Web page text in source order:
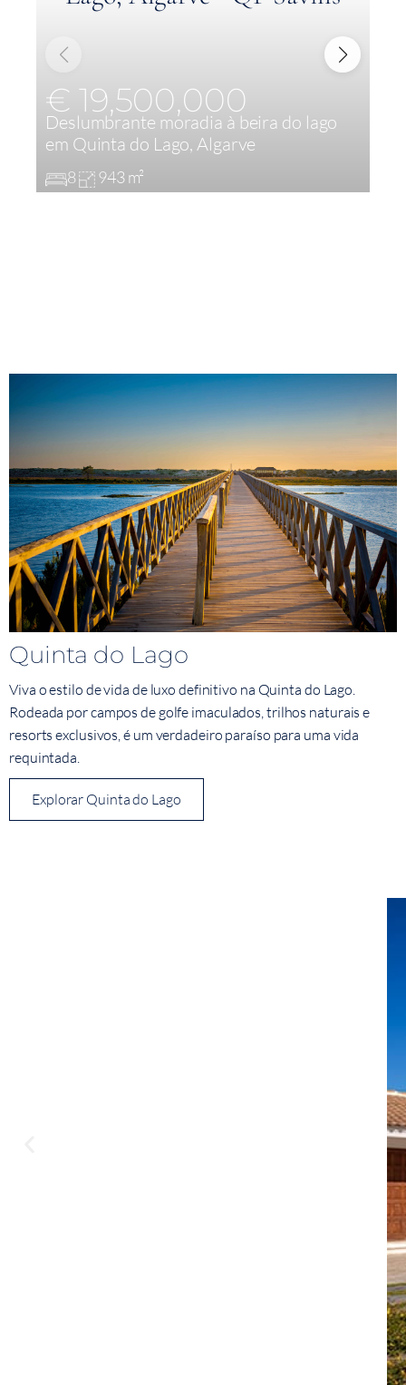
€ 19,500,000
Deslumbrante moradia à beira do lago
em Quinta do Lago, Algarve
8 943 m²
Quinta do Lago
Viva o estilo de vida de luxo definitivo na Quinta do Lago.
Rodeada por campos de golfe imaculados, trilhos naturais e
resorts exclusivos, é um verdadeiro paraíso para uma vida
requintada.
Explorar Quinta do Lago